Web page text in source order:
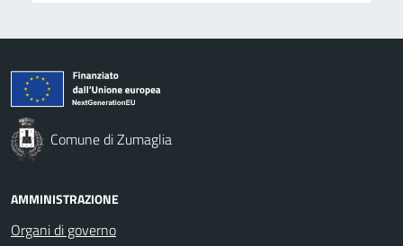
Comune di Zumaglia
AMMINISTRAZIONE
Organi di governo